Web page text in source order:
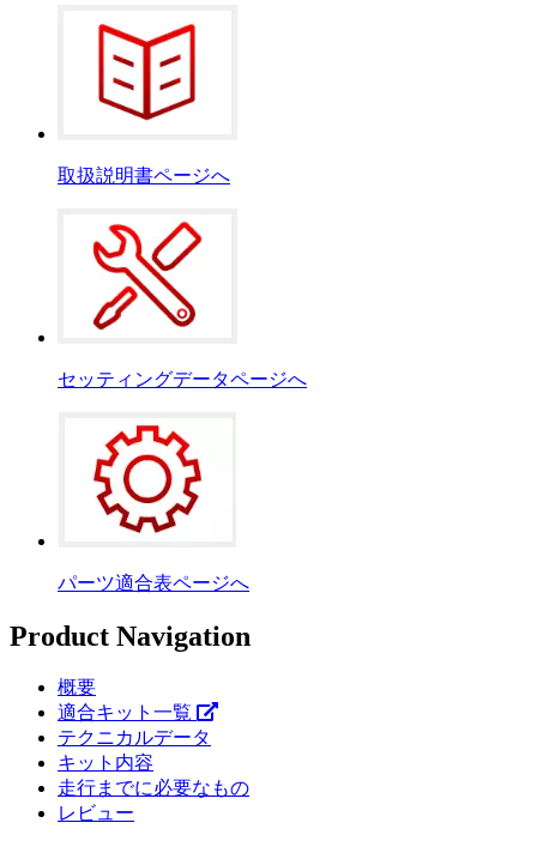
取扱説明書ページへ
セッティングデータページへ
パーツ適合表ページへ
Product Navigation
概要
適合キット一覧
テクニカルデータ
キット内容
走行までに必要なもの
レビュー